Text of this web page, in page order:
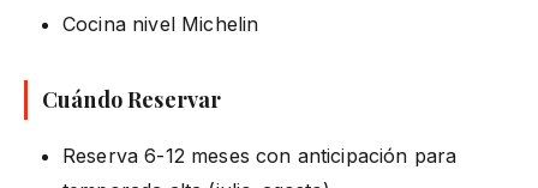
Cocina nivel Michelin
Cuándo Reservar
Reserva 6-12 meses con anticipación para